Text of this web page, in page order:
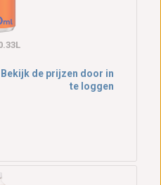
Bekijk de prijzen door in
te loggen